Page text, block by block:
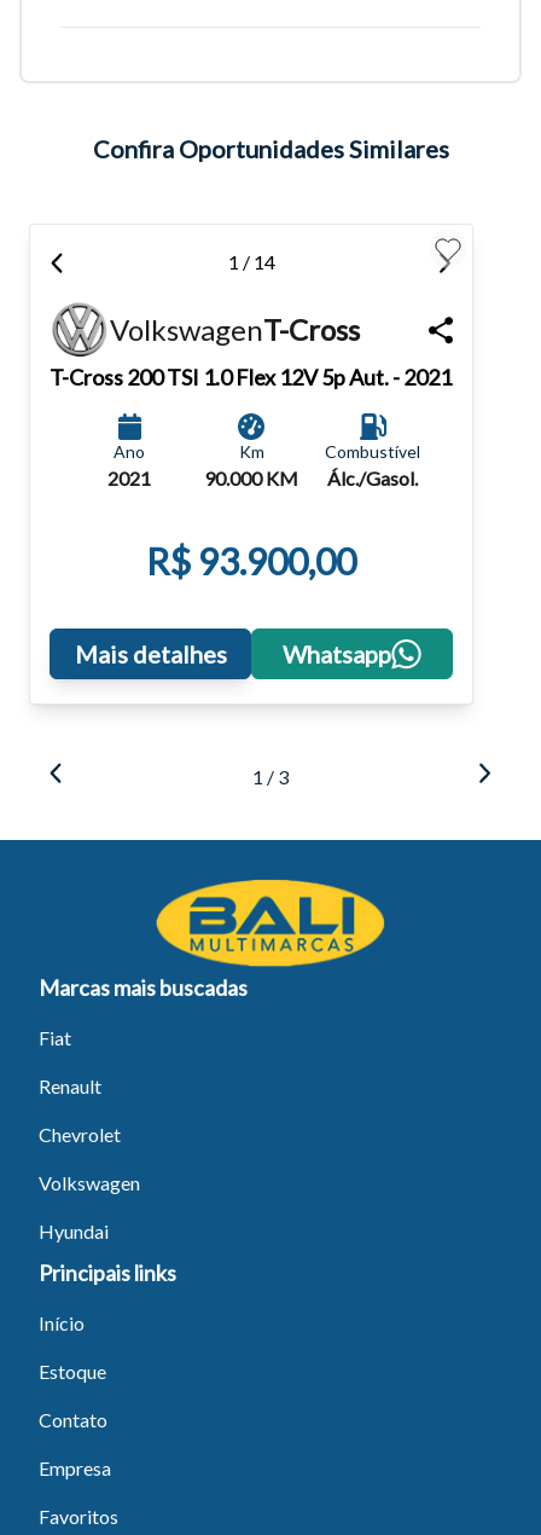
atalhos Ctrl+ (para aumentar) e Ctrl- (para diminuir) no seu
Fechar
Confira Oportunidades Similares
1 / 14
VolkswagenT-Cross
T-Cross200 TSI 1.0 Flex 12V 5p Aut. - 2021
Ano
2021
Km
90.000 KM
Combustível
Álc./Gasol.
R$ 93.900,00
Mais detalhes Whatsapp
1 / 3
Marcas mais buscadas
Fiat
Renault
Chevrolet
Volkswagen
Hyundai
Principais links
Início
Estoque
Contato
Empresa
Favoritos